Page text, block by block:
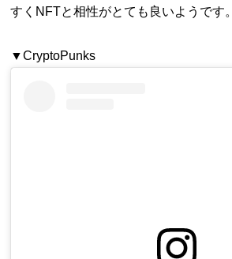
すくNFTと相性がとても良いようです。
▼CryptoPunks